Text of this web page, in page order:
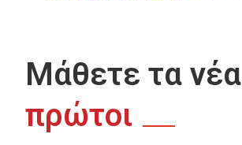
Μάθετε τα νέα
πρώτοι